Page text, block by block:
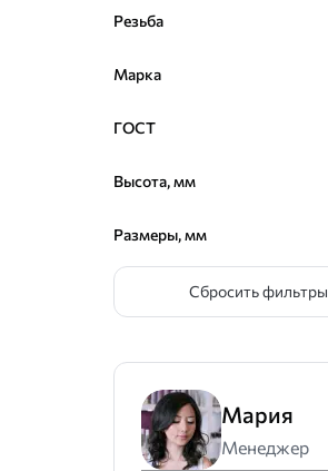
Резьба
Марка
ГОСТ
Высота, мм
Размеры, мм
Сбросить фильтры
Мария
Менеджер